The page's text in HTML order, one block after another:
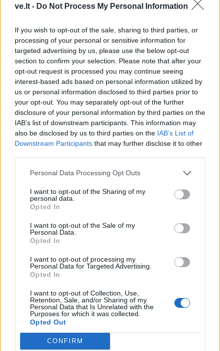
ve.lt - Do Not Process My Personal Information
If you wish to opt-out of the sale, sharing to third parties, or
processing of your personal or sensitive information for
targeted advertising by us, please use the below opt-out
section to confirm your selection. Please note that after your
opt-out request is processed you may continue seeing
interest-based ads based on personal information utilized by
us or personal information disclosed to third parties prior to
your opt-out. You may separately opt-out of the further
disclosure of your personal information by third parties on the
IAB’s list of downstream participants. This information may
also be disclosed by us to third parties on the IAB’s List of
Downstream Participants that may further disclose it to other
Personal Data Processing Opt Outs
I want to opt-out of the Sharing of my
personal data.
Opted In
I want to opt-out of the Sale of my
Personal Data.
Opted In
I want to opt-out of processing my
Personal Data for Targeted Advertising.
Opted In
I want to opt-out of Collection, Use,
Retention, Sale, and/or Sharing of my
Personal Data that Is Unrelated with the
Purposes for which it was collected.
Opted Out
CONFIRM
Komentaras
Sutinku sutaisyklėmis
This site is protected by
reCAPTCHA and the Google
Privacy PolicyandTerms of
Serviceapply.
TAIP PAT SKAITYKITE